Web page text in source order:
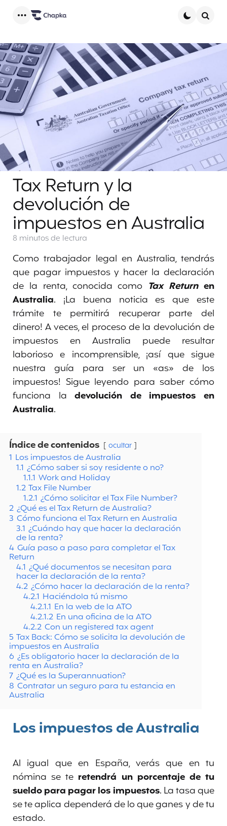
Tax Return y la
devolución de
impuestos en Australia
8 minutosde lectura
Como trabajador legal en Australia, tendrás
que pagar impuestos y hacer la declaración
de la renta, conocida como Tax Returnen
Australia. ¡La buena noticia es que este
trámite te permitirá recuperar parte del
dinero! A veces, el proceso de la devolución de
impuestos en Australia puede resultar
laborioso e incomprensible, ¡así que sigue
nuestra guía para ser un «as» de los
impuestos! Sigue leyendo para saber cómo
funciona ladevolución de impuestos en
Australia.
Índice de contenidos ocultar
1 Los impuestos de Australia
1.1 ¿Cómo saber si soy residente o no?
1.1.1 Work and Holiday
1.2 Tax File Number
1.2.1 ¿Cómo solicitar el Tax File Number?
2 ¿Qué es el Tax Return de Australia?
3 Cómo funciona el Tax Return en Australia
3.1 ¿Cuándo hay que hacer la declaración
de la renta?
4 Guía paso a paso para completar el Tax
Return
4.1 ¿Qué documentos se necesitan para
hacer la declaración de la renta?
4.2 ¿Cómo hacer la declaración de la renta?
4.2.1 Haciéndola tú mismo
4.2.1.1 En la web de la ATO
4.2.1.2 En una oficina de la ATO
4.2.2 Con un registered tax agent
5 Tax Back: Cómo se solicita la devolución de
impuestos en Australia
6 ¿Es obligatorio hacer la declaración de la
renta en Australia?
7 ¿Qué es la Superannuation?
8 Contratar un seguro para tu estancia en
Australia
Los impuestos de Australia
Al igual que en España, verás que en tu
nómina se te retendrá un porcentaje de tu
sueldo para pagar los impuestos. La tasa que
se te aplica dependerá de lo que ganes y de tu
estado.